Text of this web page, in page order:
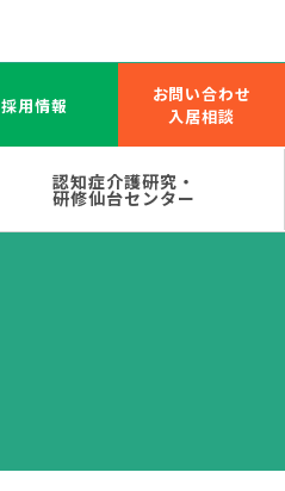
採用情報
お問い合わせ
入居相談
認知症介護研究・
研修仙台センター